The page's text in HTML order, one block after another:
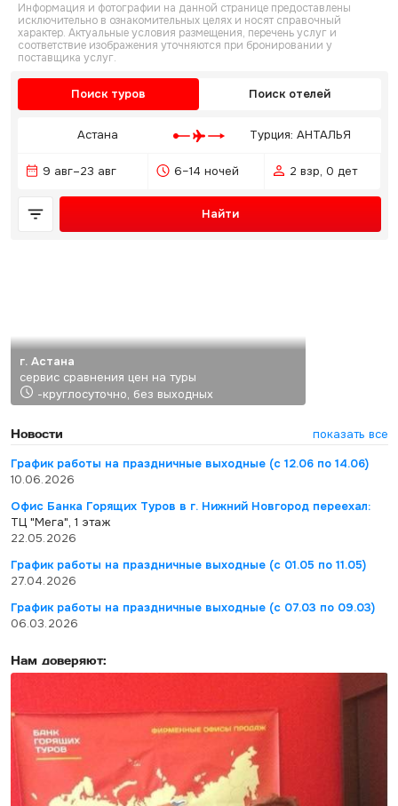
Информация и фотографии на данной странице предоставлены
исключительно в ознакомительных целях и носят справочный
характер. Актуальные условия размещения, перечень услуг и
соответствие изображения уточняются при бронировании у
поставщика услуг.
Поиск туров Поиск отелей
Астана Турция: АНТАЛЬЯ
9 авг–23 авг 6–14 ночей 2 взр, 0 дет
Найти
г. Астана
сервис сравнения цен на туры
-круглосуточно, без выходных
Новости
показать все
График работы на праздничные выходные (с 12.06 по 14.06)
10.06.2026
Офис Банка Горящих Туров в г. Нижний Новгород переехал:
ТЦ "Мега", 1 этаж
22.05.2026
График работы на праздничные выходные (с 01.05 по 11.05)
27.04.2026
График работы на праздничные выходные (с 07.03 по 09.03)
06.03.2026
Нам доверяют: